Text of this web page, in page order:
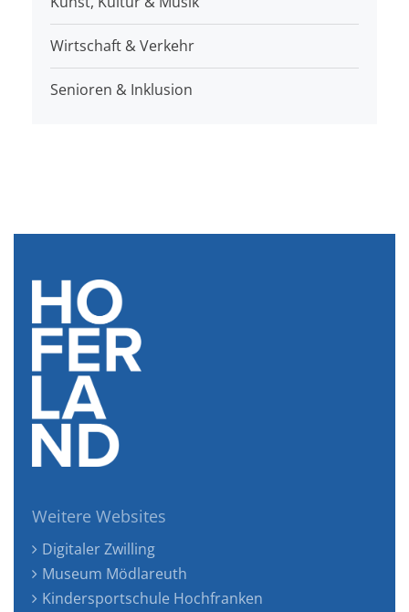
Wirtschaft & Verkehr
Senioren & Inklusion
Weitere Websites
Digitaler Zwilling
Museum Mödlareuth
Kindersportschule Hochfranken